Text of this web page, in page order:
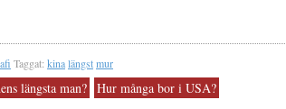
Taggat: kinalängstmur
längsta man? Hur många bor i USA?